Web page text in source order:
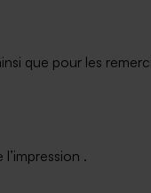
que pour les
.